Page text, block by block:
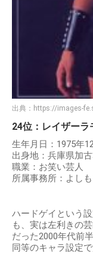
出典： https://images-
24位：レイザーラ
生年月日：1975年
出身地：兵庫県加
職業：お笑い芸人
所属事務所：よし
ハードゲイという
も、実は左利きの
だった2000年代前
同等のキャラ設定